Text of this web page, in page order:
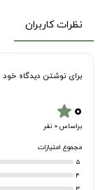
نظرات کاربران
برای نوشتن دیدگاه خود
۰star
براساس 0 نفر
مجموع امتیازات
5
4